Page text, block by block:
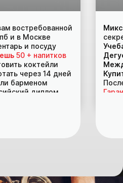
востребованной
и в Москве
и посуду
50 + напитков
коктейли
через 14 дней
барменом
диплом